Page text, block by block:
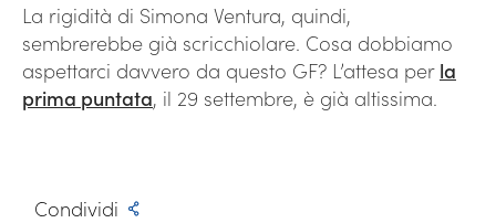
La rigidità di Simona Ventura, quindi,
sembrerebbe già scricchiolare. Cosa dobbiamo
aspettarci davvero da questo GF? L’attesa per la
prima puntata, il 29 settembre, è già altissima.
Condividi